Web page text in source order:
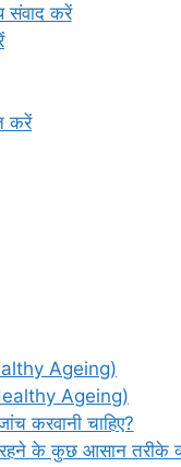
संवाद करें
करें
Ageing)
Ageing)
करवानी चाहिए?
के कुछ आसान तरीके